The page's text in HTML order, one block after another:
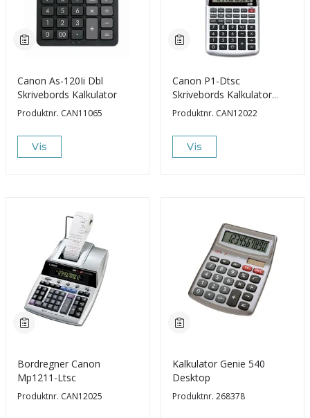
Canon As-120Ii Dbl
Skrivebords Kalkulator
Produktnr. CAN11065
Vis
Canon P1-Dtsc
Skrivebords Kalkulator
m/Rull, W/O Adapter
Produktnr. CAN12022
Vis
Bordregner Canon
Mp1211-Ltsc
Produktnr. CAN12025
Kalkulator Genie 540
Desktop
Produktnr. 268378